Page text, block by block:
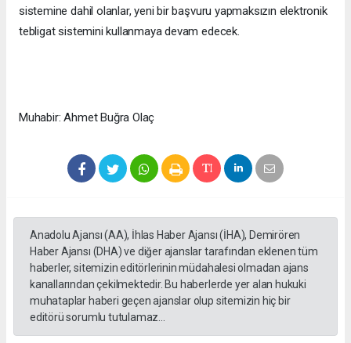
sistemine dahil olanlar, yeni bir başvuru yapmaksızın elektronik
tebligat sistemini kullanmaya devam edecek.
Muhabir: Ahmet Buğra Olaç
Anadolu Ajansı (AA), İhlas Haber Ajansı (İHA), Demirören
Haber Ajansı (DHA) ve diğer ajanslar tarafından eklenen tüm
haberler, sitemizin editörlerinin müdahalesi olmadan ajans
kanallarından çekilmektedir. Bu haberlerde yer alan hukuki
muhataplar haberi geçen ajanslar olup sitemizin hiç bir
editörü sorumlu tutulamaz...